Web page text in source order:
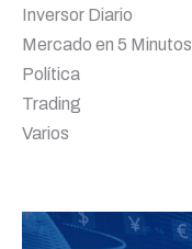
Inversor Diario
Mercado en 5 Minutos
Política
Trading
Varios